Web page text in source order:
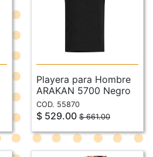
Playera para Hombre
ARAKAN 5700 Negro
COD. 55870
$ 529.00 $ 661.00